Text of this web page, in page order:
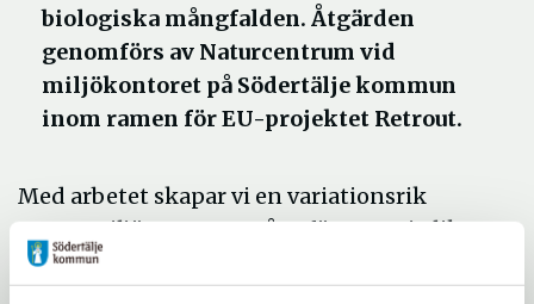
biologiska mångfalden. Åtgärden
genomförs av Naturcentrum vid
miljökontoret på Södertälje kommun
inom ramen för EU-projektet Retrout.
Med arbetet skapar vi en variationsrik
vattenmiljö genom att återföra sten i olika
storlekar och mer död ved. Vattnet syresätts